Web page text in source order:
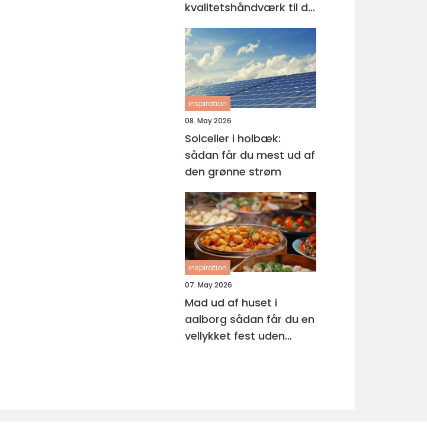
kvalitetshåndværk til dit
næste projekt
inspiration
08. May 2026
Solceller i holbæk:
sådan får du mest ud af
den grønne strøm
inspiration
07. May 2026
Mad ud af huset i
aalborg sådan får du en
vellykket fest uden